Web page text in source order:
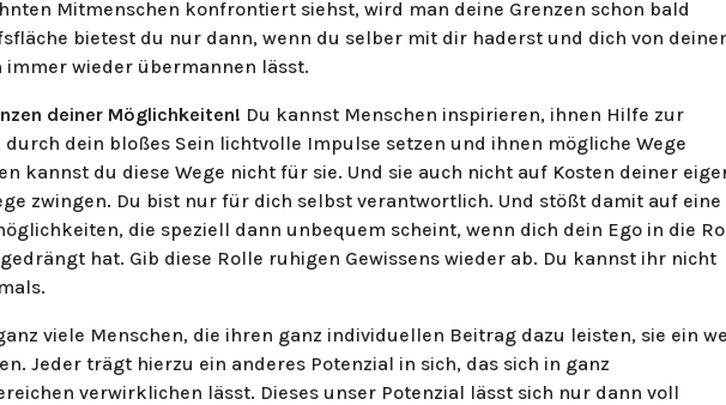
Mitmenschen konfrontiert siehst, wird man deine Grenzen schon bald
bietest du nur dann, wenn du selber mit dir haderst und dich von
immer wieder übermannen lässt.
deiner Möglichkeiten! Du kannst Menschen inspirieren, ihnen Hilfe zur
dein bloßes Sein lichtvolle Impulse setzen und ihnen mögliche Wege
kannst du diese Wege nicht für sie. Und sie auch nicht auf Kosten deiner
zwingen. Du bist nur für dich selbst verantwortlich. Und stößt damit auf eine
die speziell dann unbequem scheint, wenn dich dein Ego in die
hat. Gib diese Rolle ruhigen Gewissens wieder ab. Du kannst ihr nicht
viele Menschen, die ihren ganz individuellen Beitrag dazu leisten, sie ein
Jeder trägt hierzu ein anderes Potenzial in sich, das sich in ganz
verwirklichen lässt. Dieses unser Potenzial lässt sich nur dann voll